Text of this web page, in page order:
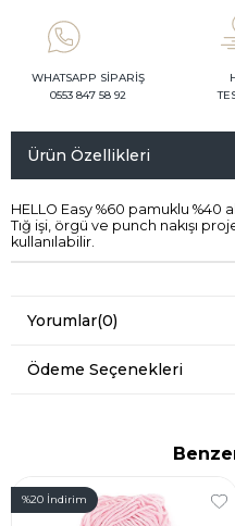
WHATSAPP SİPARİŞ
0553 847 58 92
Ürün Özellikleri
HELLO Easy %60 pamuklu
Tığ işi, örgü ve punch nakışı
kullanılabilir.
Yorumlar(0)
Ödeme Seçenekleri
%20 İndirim